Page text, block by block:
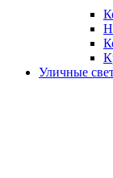
Уличные